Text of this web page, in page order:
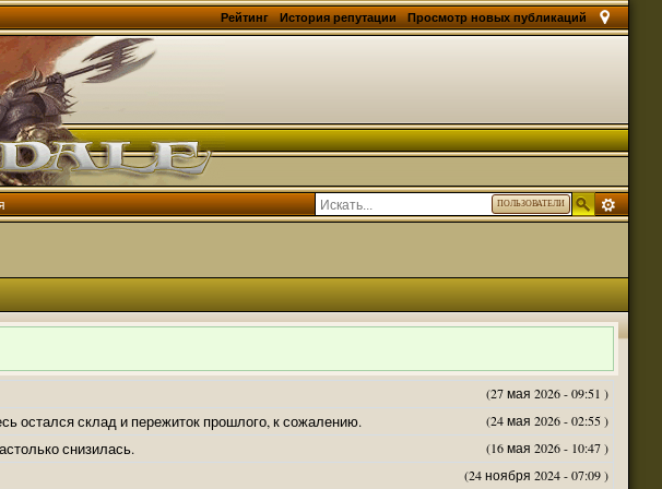
Просмотр новых публикаций
История репутации
Рейтинг
ПОЛЬЗОВАТЕЛИ
(27 мая 2026 - 09:51 )
(24 мая 2026 - 02:55 )
остался склад и пережиток прошлого, к сожалению.
(16 мая 2026 - 10:47 )
снизилась.
(24 ноября 2024 - 07:09 )